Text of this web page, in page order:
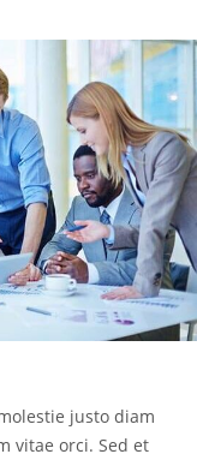
justo diam
vitae orci. Sed et